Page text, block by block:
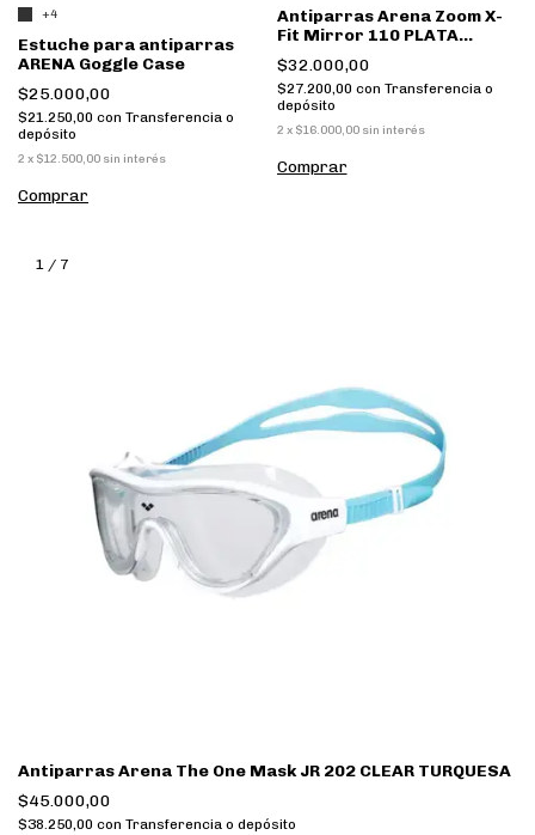
+4
Estuche para antiparras
ARENA Goggle Case
$25.000,00
$21.250,00 con Transferencia o
depósito
2 x $12.500,00 sin interés
Comprar
Antiparras Arena Zoom X-
Fit Mirror 110 PLATA
NEGRO
$32.000,00
$27.200,00 con Transferencia o
depósito
2 x $16.000,00 sin interés
Comprar
1 / 7
Antiparras Arena The One Mask JR 202 CLEAR TURQUESA
$45.000,00
$38.250,00 con Transferencia o depósito